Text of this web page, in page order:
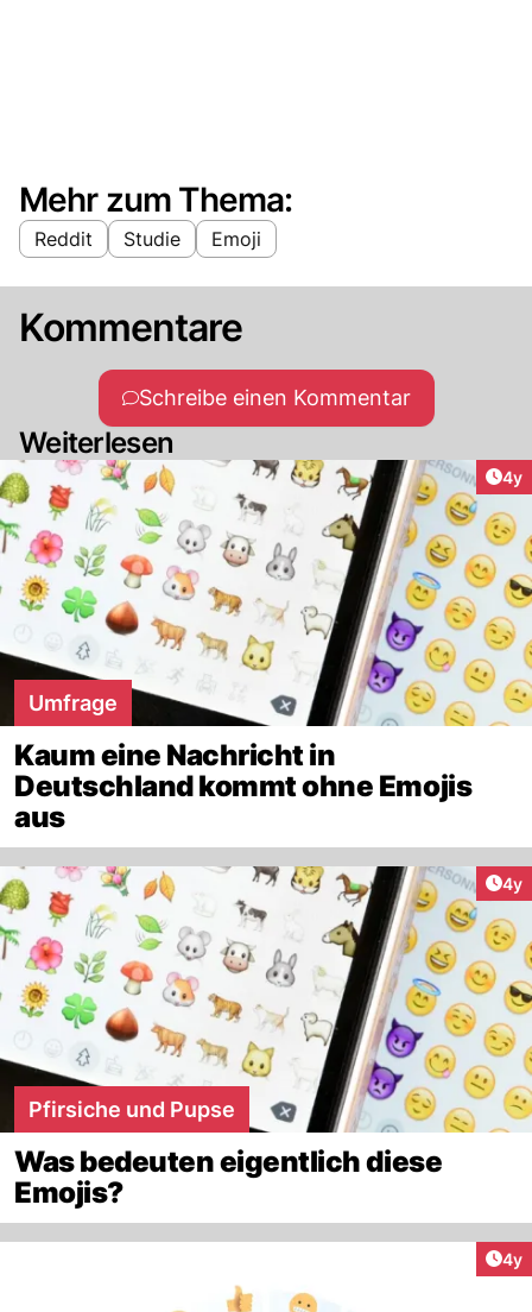
Mehr zum Thema:
Reddit Studie Emoji
Kommentare
Schreibe einen Kommentar
Weiterlesen
4y
Umfrage
Kaum eine Nachricht in
Deutschland kommt ohne Emojis
aus
4y
Pfirsiche und Pupse
Was bedeuten eigentlich diese
Emojis?
4y